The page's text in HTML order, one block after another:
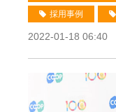
採用事例
2022-01-18 06:40